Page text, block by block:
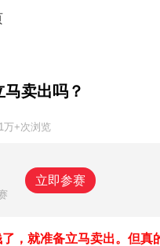
卖出吗？
1万+次浏览
立即参赛
，就准备立马卖出。但真